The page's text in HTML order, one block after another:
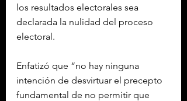
los resultados electorales sea
declarada la nulidad del proceso
electoral.
Enfatizó que “no hay ninguna
intención de desvirtuar el precepto
fundamental de no permitir que